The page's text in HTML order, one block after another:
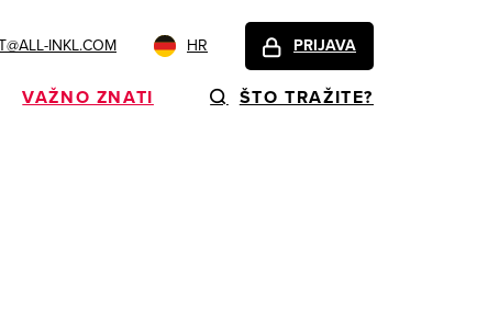
INKL.COM HR PRIJAVA
VAŽNO ZNATI ŠTO TRAŽITE?